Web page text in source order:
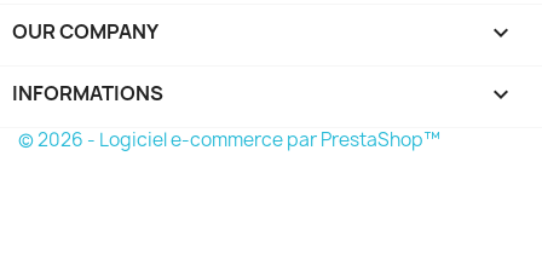
OUR COMPANY 
INFORMATIONS keyboard_arrow_down
© 2026 - Logiciel e-commerce par PrestaShop™